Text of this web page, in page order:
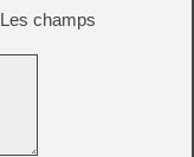
Les champs